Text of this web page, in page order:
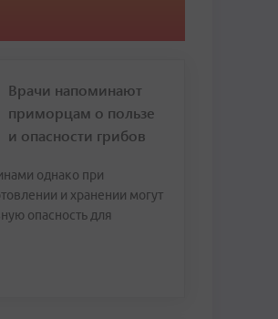
Врачи напоминают
приморцам о пользе
и опасности грибов
однако при
и хранении могут
опасность для